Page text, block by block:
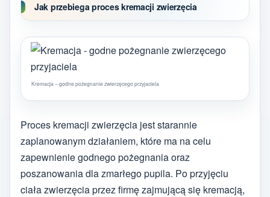
Jak przebiega proces kremacji zwierzęcia
Kremacja – godne pożegnanie zwierzęcego przyjaciela
Proces kremacji zwierzęcia jest starannie
zaplanowanym działaniem, które ma na celu
zapewnienie godnego pożegnania oraz
poszanowania dla zmarłego pupila. Po przyjęciu
ciała zwierzęcia przez firmę zajmującą się kremacją,